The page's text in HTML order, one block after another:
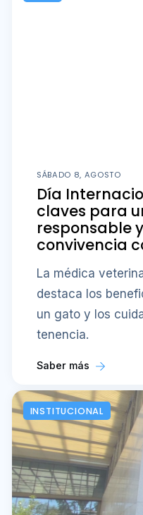
SÁBADO 8, AGOSTO
Día
claves para
responsable
convivencia
La médica
destaca los
un gato y los
tenencia.
Saber más
INSTITUCIONAL